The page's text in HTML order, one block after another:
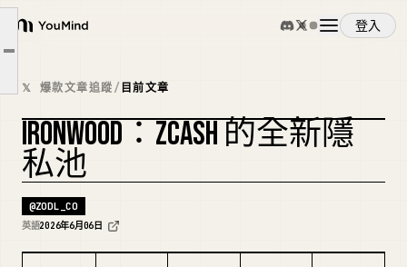
YouMind
登入
概覽
使用案例
技能
提示詞
現狀
用戶體驗
𝕏 爆款文章追蹤/ 目前文章
複刻封面
IRONWOOD：ZCASH 的全新隱
私池
@ZODL_CO
英語2026年6月06日